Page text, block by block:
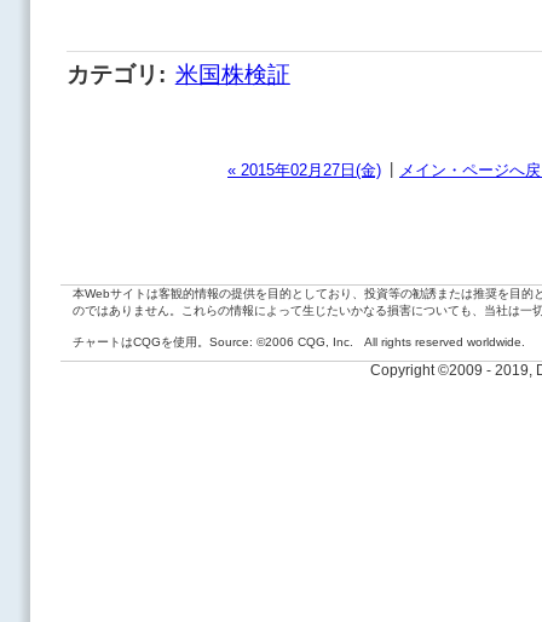
カテゴリ : 米国株検証
« 2015年02月27日(金) メイン・ページへ
本Webサイトは客観的情報の提供を目的としており、投資等の勧誘または推奨を目
のではありません。これらの情報によって生じたいかなる損害についても、当社は一
チャートはCQGを使用。Source: ©2006 CQG, Inc. All rights reserved worldwide.
Copyright ©2009 - 2019,